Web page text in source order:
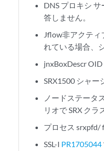
DNS プロキシ サ
答しません。
Jflow非アクティ
れている場合、
jnxBoxDescr
SRX1500 シャ
ノードステータ
リオで SRX ク
プロセス srxpfd/
SSL-I PR1705044